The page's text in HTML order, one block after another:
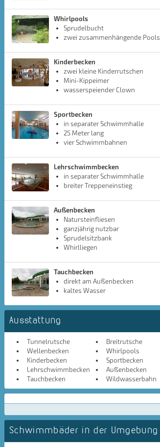
Whirlpools
Sprudelbucht
zwei zusammenhängende Pools
Kinderbecken
zwei kleine Kinderrutschen
Mini-Kippeimer
wasserspeiender Clown
Sportbecken
in separater Schwimmhalle
25 Meter lang
vier Schwimmbahnen
Lehrschwimmbecken
in separater Schwimmhalle
breiter Treppeneinstieg
Außenbecken
Natursteinfliesen
ganzjährig nutzbar
Sprudelsitzbank
Whirlliegen
Tauchbecken
direkt am Außenbecken
kaltes Wasser
Ausstattung
Tunnelrutsche
Breitrutsche
Wellenbecken
Whirlpools
Kinderbecken
Sportbecken
Lehrschwimmbecken
Außenbecken
Tauchbecken
Wildwasserbahn
Schwimmbäder in der Umgebung